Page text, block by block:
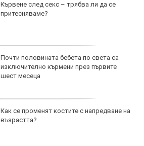
Кървене след секс – трябва ли да се
притесняваме?
Почти половината бебета по света са
изключително кърмени през първите
шест месеца
Как се променят костите с напредване на
възрастта?